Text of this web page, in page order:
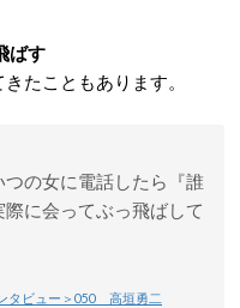
ばす
たこともあります。
の女に電話したら『誰
に会ってぶっ飛ばして
タビュー＞050 高垣勇二